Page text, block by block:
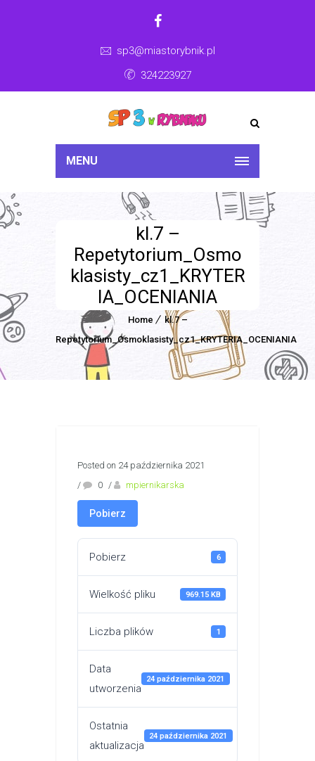
sp3@miastorybnik.pl
324223927
MENU
kl.7 –
Repetytorium_Osmo
klasisty_cz1_KRYTER
IA_OCENIANIA
Home
kl.7 –
Repetytorium_Osmoklasisty_cz1_KRYTERIA_OCENIANIA
Posted on 24 października 2021
/
0 / mpiernikarska
Pobierz
Pobierz 6
Wielkość pliku 969.15 KB
Liczba plików 1
Data
utworzenia
24 października 2021
Ostatnia
aktualizacja
24 października 2021